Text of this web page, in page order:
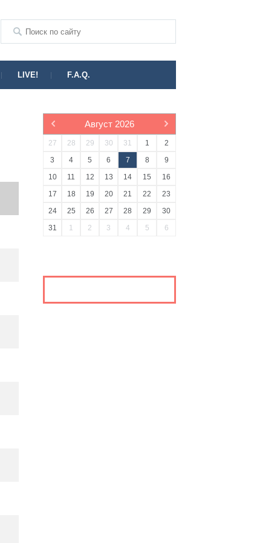
LIVE! F.A.Q.
Август 2026
27 28 29 30 31 1
2
3
4 5 6 7 8
9
10
11 12 13 14 15
16
17
18 19 20 21 22
23
24
25 26 27 28 29
30
31
1 2 3 4 5 6